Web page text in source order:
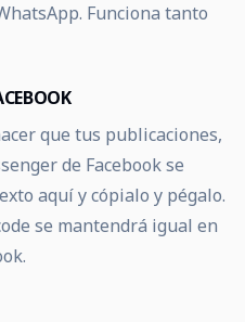
Funciona tanto
que tus publicaciones,
de Facebook se
aquí y cópialo y pégalo.
se mantendrá igual en